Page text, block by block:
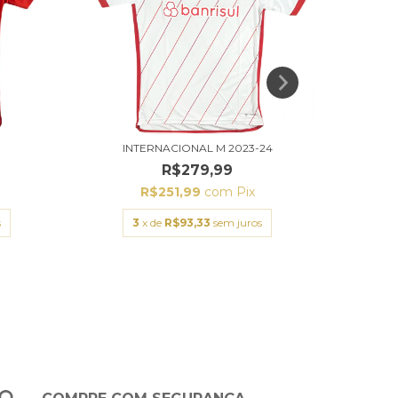
INTERNACIONAL M 2023-24
R$279,99
R$251,99 com Pix
3 x de R$93,33 sem juros